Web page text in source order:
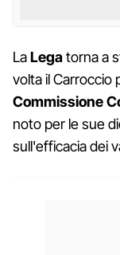
LaLegatorna a
volta il Carroccio
Commissione
noto per le sue
sull'efficacia dei